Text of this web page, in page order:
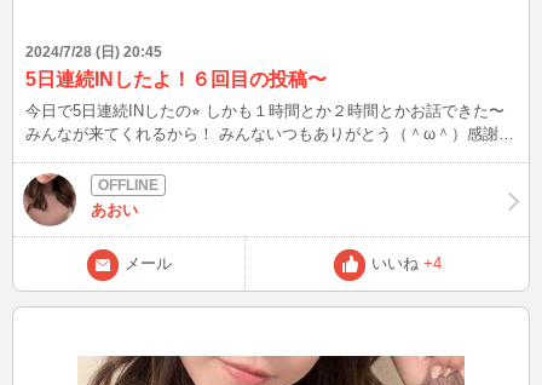
2024/7/28 (日) 20:45
5日連続INしたよ！６回目の投稿〜
今日で5日連続INしたの⭐︎ しかも１時間とか２時間とかお話できた〜
みんなが来てくれるから！ みんないつもありがとう（＾ω＾）感謝し
ら来てくれたら嬉しいな〜
あおい
メール いいね +4